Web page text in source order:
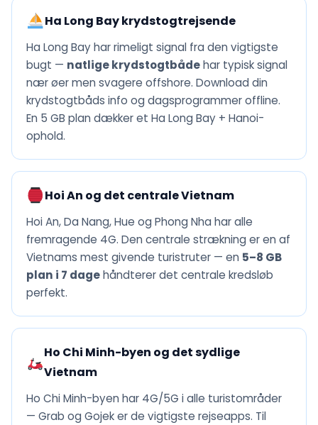
Ha Long Bay krydstogtrejsende
Ha Long Bay har rimeligt signal fra den vigtigste
bugt — natlige krydstogtbådehar typisk signal
nær øer men svagere offshore. Download din
krydstogtbåds info og dagsprogrammer offline.
En 5 GB plan dækker et Ha Long Bay + Hanoi-
ophold.
Hoi An og det centrale Vietnam
Hoi An, Da Nang, Hue og Phong Nha har alle
fremragende 4G. Den centrale strækning er en af
Vietnams mest givende turistruter — en 5–8 GB
plan i 7 dagehåndterer det centrale kredsløb
perfekt.
Ho Chi Minh-byen og det sydlige
Vietnam
Ho Chi Minh-byen har 4G/5G i alle turistområder
— Grab og Gojek er de vigtigste rejseapps. Til